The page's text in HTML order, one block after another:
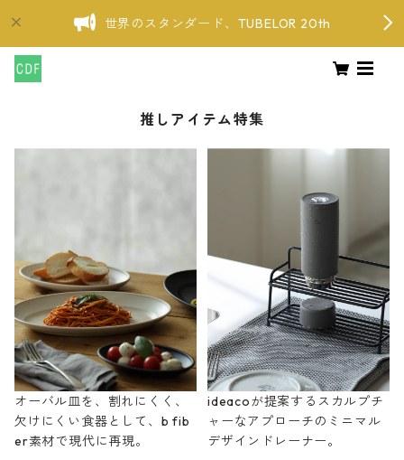
世界のスタンダード、TUBELOR 20th
推しアイテム特集
オーバル皿を、割れにくく、
欠けにくい食器として、b fib
er素材で現代に再現。
ideacoが提案するスカルプチ
ャーなアプローチのミニマル
デザインドレーナー。